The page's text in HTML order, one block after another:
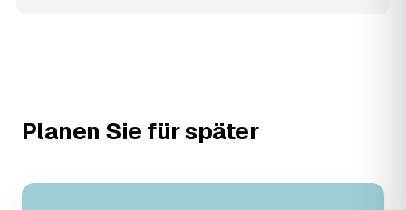
Planen Sie für später